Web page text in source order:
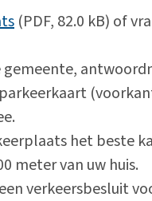
(PDF, 82.0 kB) of
het beste
meter van uw huis.
verkeersbesluit